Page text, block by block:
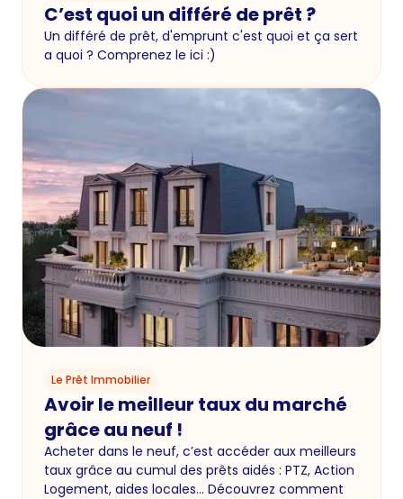
C’est quoi un différé de prêt ?
Un différé de prêt, d'emprunt c'est quoi et ça sert
a quoi ? Comprenez le ici :)
Le Prêt Immobilier
Avoir le meilleur taux du marché
grâce au neuf !
Acheter dans le neuf, c’est accéder aux meilleurs
taux grâce au cumul des prêts aidés : PTZ, Action
Logement, aides locales… Découvrez comment